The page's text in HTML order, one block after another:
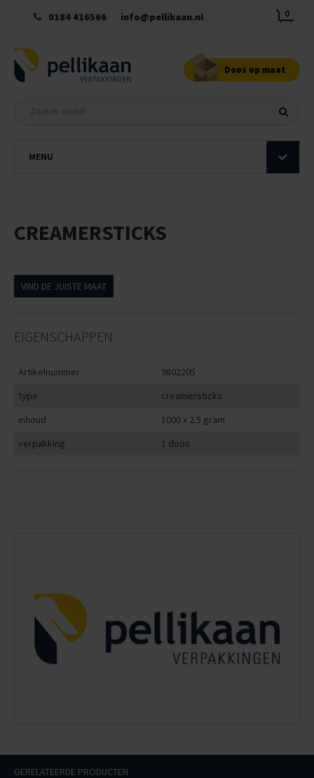
0184 416566 info@pellikaan.nl 0
Doos op maat
MENU
CREAMERSTICKS
VIND DE JUISTE MAAT
EIGENSCHAPPEN
Artikelnummer
9802205
type
creamersticks
inhoud
1000 x 2.5 gram
verpakking
1 doos
GERELATEERDE PRODUCTEN